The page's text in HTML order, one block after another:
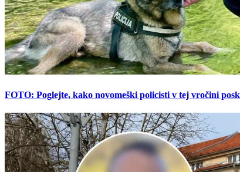
FOTO: Poglejte, kako novomeški policisti v tej vročini